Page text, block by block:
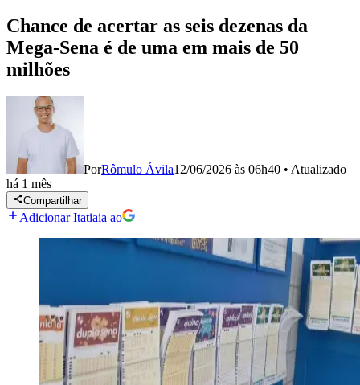
Chance de acertar as seis dezenas da
Mega-Sena é de uma em mais de 50
milhões
PorRômulo Ávila12/06/2026 às 06h40 • Atualizado
há 1 mês
Compartilhar
Adicionar Itatiaia ao